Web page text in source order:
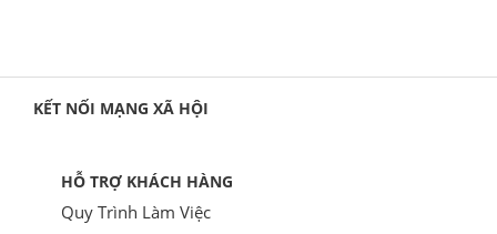
KẾT NỐI MẠNG XÃ HỘI
HỖ TRỢ KHÁCH HÀNG
Quy Trình Làm Việc